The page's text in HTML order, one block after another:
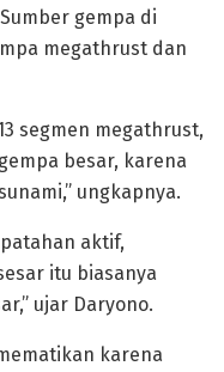
gempa di
megathrust dan
segmen megathrust,
besar, karena
ungkapnya.
aktif,
itu biasanya
ujar Daryono.
karena